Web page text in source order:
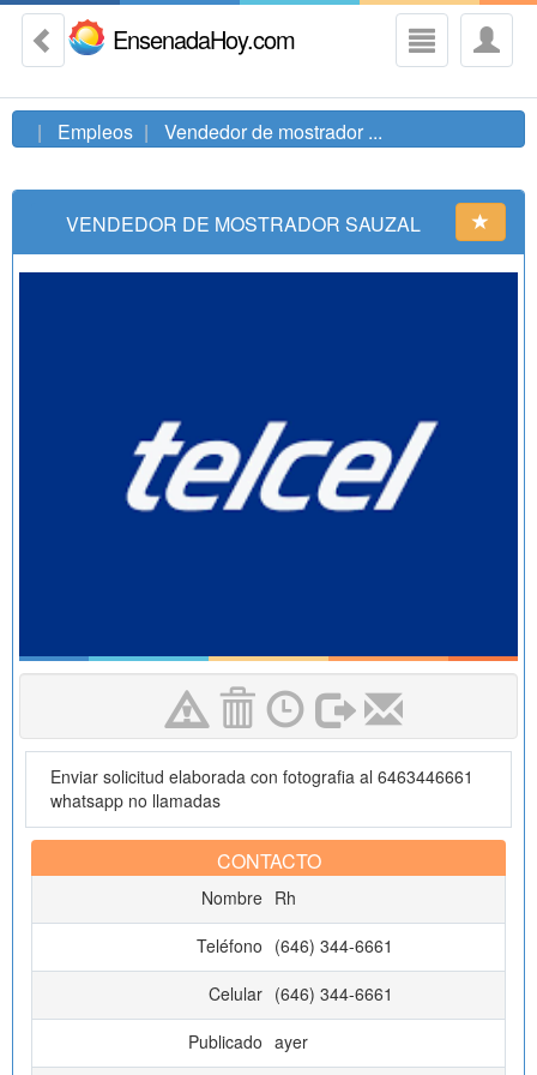
EnsenadaHoy.com
Empleos Vendedor de mostrador ...
VENDEDOR DE MOSTRADOR SAUZAL
Enviar solicitud elaborada con fotografia al 6463446661
whatsapp no llamadas
CONTACTO
Nombre Rh
Teléfono (646) 344-6661
Celular (646) 344-6661
Publicado ayer